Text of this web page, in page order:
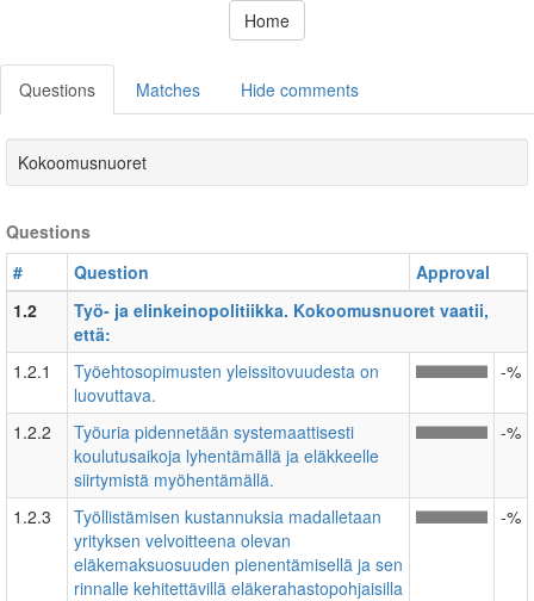
Home
Questions Matches Hide comments
Kokoomusnuoret
Questions
#
Question
Approval
1.2
Työ- ja elinkeinopolitiikka. Kokoomusnuoret vaatii,
että:
1.2.1
Työehtosopimusten yleissitovuudesta on
luovuttava.
-%
1.2.2
Työuria pidennetään systemaattisesti
koulutusaikoja lyhentämällä ja eläkkeelle
siirtymistä myöhentämällä.
-%
1.2.3
Työllistämisen kustannuksia madalletaan
yrityksen velvoitteena olevan
eläkemaksuosuuden pienentämisellä ja sen
rinnalle kehitettävillä eläkerahastopohjaisilla
-%